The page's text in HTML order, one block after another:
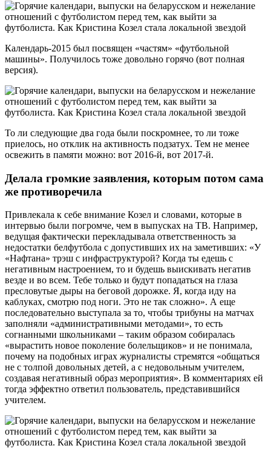
Календарь-2015 был посвящен «частям» «футбольной
машины». Получилось тоже довольно горячо (вот полная
версия).
То ли следующие два года были поскромнее, то ли тоже
приелось, но отклик на активность подзатух. Тем не менее
освежить в памяти можно: вот 2016-й, вот 2017-й.
Делала громкие заявления, которым потом сама
же противоречила
Привлекала к себе внимание Козел и словами, которые в
интервью были погромче, чем в выпусках на ТВ. Например,
ведущая фактически перекладывала ответственность за
недостатки белфутбола с допустивших их на заметивших: «У
«Нафтана» трэш с инфраструктурой? Когда ты едешь с
негативным настроением, то и будешь выискивать негатив
везде и во всем. Тебе только и будут попадаться на глаза
пресловутые дыры на беговой дорожке. Я, когда иду на
каблуках, смотрю под ноги. Это не так сложно». А еще
последовательно выступала за то, чтобы трибуны на матчах
заполняли «административными методами», то есть
согнанными школьниками – таким образом собиралась
«вырастить новое поколение болельщиков» и не понимала,
почему на подобных играх журналисты стремятся «общаться
не с толпой довольных детей, а с недовольным учителем,
создавая негативный образ мероприятия». В комментариях ей
тогда эффектно ответил пользователь, представившийся
учителем.